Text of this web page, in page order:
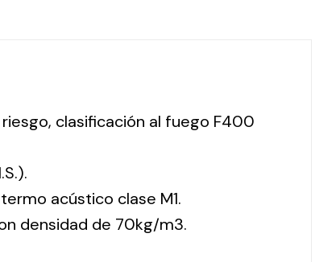
clasificación al fuego F400
acústico clase M1.
densidad de 70kg/m3.